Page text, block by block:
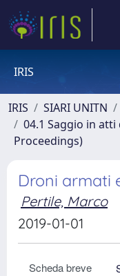
IRIS
IRIS SIARI UNITN
04.1 Saggio in
Proceedings)
Droni armati
Pertile, Marco
2019-01-01
Scheda breve